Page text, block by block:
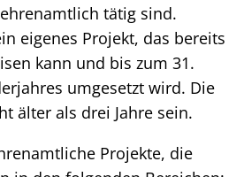
tätig sind.
eigenes Projekt, das bereits
kann und bis zum 31.
umgesetzt wird. Die
älter als drei Jahre sein.
Projekte, die